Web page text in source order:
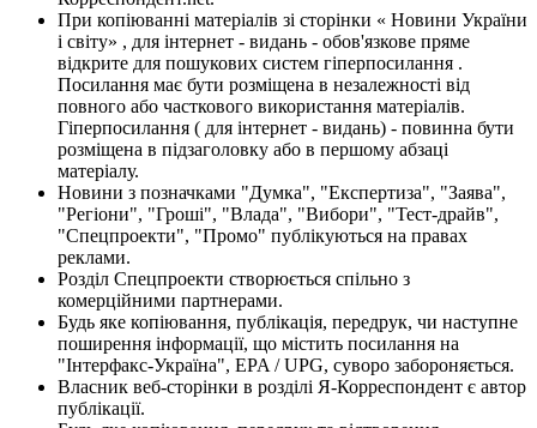
При копіюванні матеріалів зі сторінки « Новини України
і світу» , для інтернет - видань - обов'язкове пряме
відкрите для пошукових систем гіперпосилання .
Посилання має бути розміщена в незалежності від
повного або часткового використання матеріалів.
Гіперпосилання ( для інтернет - видань) - повинна бути
розміщена в підзаголовку або в першому абзаці
матеріалу.
Новини з позначками "Думка", "Експертиза", "Заява",
"Регіони", "Гроші", "Влада", "Вибори", "Тест-драйв",
"Спецпроекти", "Промо" публікуються на правах
реклами.
Розділ Спецпроекти створюється спільно з
комерційними партнерами.
Будь яке копіювання, публікація, передрук, чи наступне
поширення інформації, що містить посилання на
"Інтерфакс-Україна", EPA / UPG, суворо забороняється.
Власник веб-сторінки в розділі Я-Корреспондент є автор
публікації.